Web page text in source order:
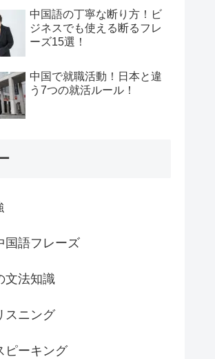
中国語の丁寧な断り方！ビ
ジネスでも使える断るフレ
ーズ15選！
中国で就職活動！日本と違
う7つの就活ルール！
国語フレーズ
文法知識
スニング
ピーキング